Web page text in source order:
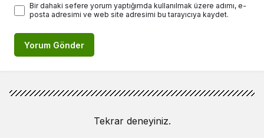
Bir dahaki sefere yorum yaptığımda kullanılmak üzere adımı, e-
posta adresimi ve web site adresimi bu tarayıcıya kaydet.
Yorum Gönder
Tekrar deneyiniz.